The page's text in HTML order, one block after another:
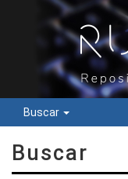
Buscar
Buscar